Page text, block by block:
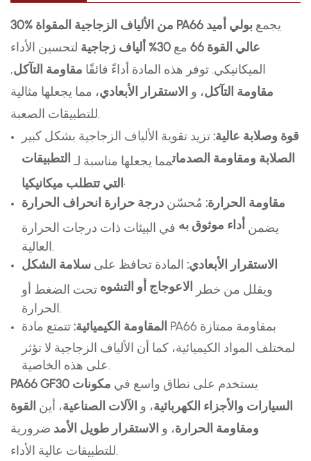
30% من الألياف الزجاجية المقواة PA66 يجمع بولي أميد
عالي القوة 66
مع 30% ألياف زجاجية
لتحسين الأداء
الميكانيكي. توفر هذه المادة أداءً فائقًا مقاومة التآكل,
مقاومة التآكل، و الاستقرار الأبعادي، مما يجعلها مثالية
للتطبيقات الصعبة.
قوة وصلابة عالية:تزيد تقوية الألياف الزجاجية بشكل كبير
الصلابة ومقاومة الصدماتمما يجعلها مناسبة لـ التطبيقات
التي تتطلب ميكانيكيا.
مقاومة الحرارة: مُحسّن درجة حرارة انحراف الحرارة
يضمن أداء موثوق به في البيئات ذات درجات الحرارة
الاستقرار الأبعادي: المادة تحافظ على سلامة الشكل
ويقلل من خطر الاعوجاج أو التشوه تحت الضغط أو
المقاومة الكيميائية:تتمتع مادة PA66 بمقاومة ممتازة
لمختلف المواد الكيميائية، كما أن الألياف الزجاجية لا تؤثر
PA66 GF30 يستخدم على نطاق واسع في مكونات
السيارات والأجزاء الكهربائية، و الآلات الصناعية، أين القوة
ومقاومة الحرارة، و الاستقرار طويل الأمد ضرورية
للتطبيقات عالية الأداء.